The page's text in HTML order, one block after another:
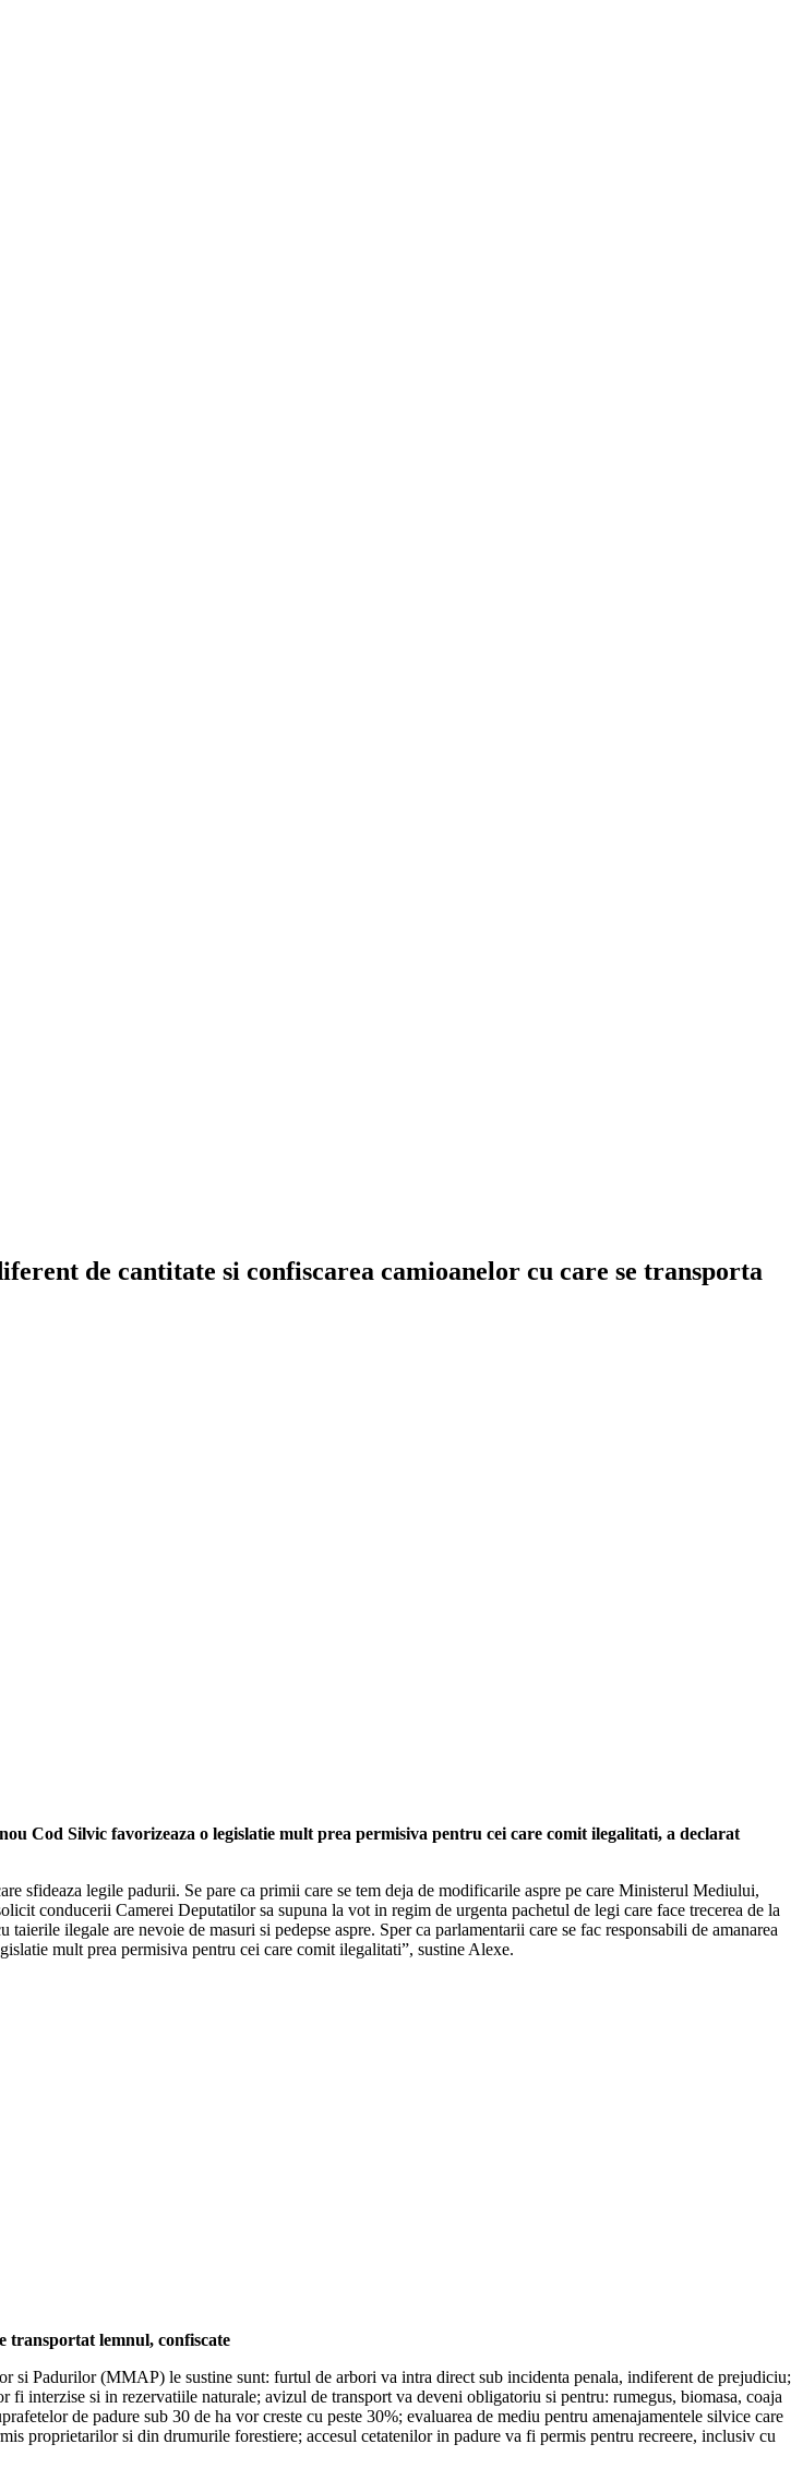
de cantitate si confiscarea camioanelor cu care se transporta
Cod Silvic favorizeaza o legislatie mult prea permisiva pentru cei care comit ilegalitati, a declarat
sfideaza legile padurii. Se pare ca primii care se tem deja de modificarile aspre pe care Ministerul Mediului,
conducerii Camerei Deputatilor sa supuna la vot in regim de urgenta pachetul de legi care face trecerea de la
ilegale are nevoie de masuri si pedepse aspre. Sper ca parlamentarii care se fac responsabili de amanarea
mult prea permisiva pentru cei care comit ilegalitati”, sustine Alexe.
transportat lemnul, confiscate
Padurilor (MMAP) le sustine sunt: furtul de arbori va intra direct sub incidenta penala, indiferent de prejudiciu;
interzise si in rezervatiile naturale; avizul de transport va deveni obligatoriu si pentru: rumegus, biomasa, coaja
de padure sub 30 de ha vor creste cu peste 30%; evaluarea de mediu pentru amenajamentele silvice care
proprietarilor si din drumurile forestiere; accesul cetatenilor in padure va fi permis pentru recreere, inclusiv cu